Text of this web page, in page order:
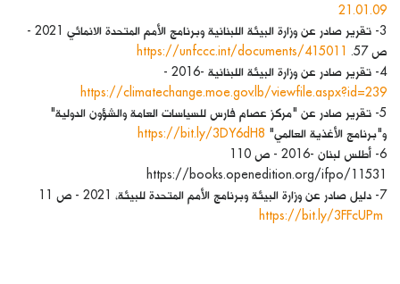
21.01.09
3- تقرير صادر عن وزارة البيئة اللبنانية وبرنامج الأمم المتحدة الانمائي 2021 -
ص 57.
https://unfccc.int/documents/415011
4- تقرير صادر عن وزارة البيئة اللبنانية -2016 -
https://climatechange.moe.gov.lb/viewfile.aspx?id=239
5- تقرير صادر عن "مركز عصام فارس للسياسات العامة والشؤون الدولية"
و"برنامج الأغذية العالمي" https://bit.ly/3DY6dH8
6- أطلس لبنان -2016 - ص 110
https://books.openedition.org/ifpo/11531
7- دليل صادر عن وزارة البيئة وبرنامج الأمم المتحدة للبيئة، 2021 - ص 11
https://bit.ly/3FFcUPm